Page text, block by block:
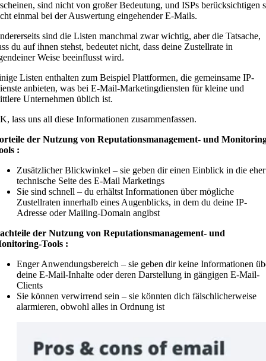
sind nicht von großer Bedeutung, und ISPs berücksichtigen
einmal bei der Auswertung eingehender E-Mails.
sind die Listen manchmal zwar wichtig, aber die Tatsache,
du auf ihnen stehst, bedeutet nicht, dass deine Zustellrate in
Weise beeinflusst wird.
Listen enthalten zum Beispiel Plattformen, die gemeinsame IP-
anbieten, was bei E-Mail-Marketingdiensten für kleine und
Unternehmen üblich ist.
lass uns all diese Informationen zusammenfassen.
der Nutzung von Reputationsmanagement- und
:
Zusätzlicher Blickwinkel – sie geben dir einen Einblick in die eher
technische Seite des E-Mail Marketings
Sie sind schnell – du erhältst Informationen über mögliche
Zustellraten innerhalb eines Augenblicks, in dem du deine IP-
Adresse oder Mailing-Domain angibst
der Nutzung von Reputationsmanagement- und
Tools :
Enger Anwendungsbereich – sie geben dir keine Informationen
deine E-Mail-Inhalte oder deren Darstellung in gängigen E-Mail-
Clients
Sie können verwirrend sein – sie könnten dich fälschlicherweise
alarmieren, obwohl alles in Ordnung ist